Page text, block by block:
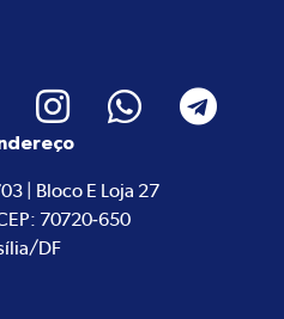
| Bloco E Loja 27
70720-650
DF